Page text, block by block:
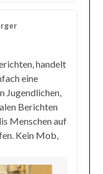
handelt
eine
Jugendlichen,
Berichten
Menschen auf
Kein Mob,